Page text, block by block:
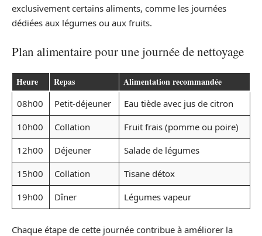
exclusivement certains aliments, comme les journées
dédiées aux légumes ou aux fruits.
Plan alimentaire pour une journée de nettoyage
Heure Repas Alimentation recommandée
08h00 Petit-déjeuner
Eau tiède avec jus de citron
10h00
Collation
Fruit frais (pomme ou poire)
12h00
Déjeuner
Salade de légumes
15h00
Collation
Tisane détox
19h00
Dîner Légumes vapeur
Chaque étape de cette journée contribue à améliorer la